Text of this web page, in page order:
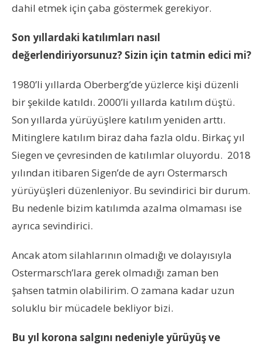
dahil etmek için çaba göstermek gerekiyor.
Son yıllardaki katılımları nasıl
değerlendiriyorsunuz? Sizin için tatmin edici mi?
1980’li yıllarda Oberberg’de yüzlerce kişi düzenli
bir şekilde katıldı. 2000’li yıllarda katılım düştü.
Son yıllarda yürüyüşlere katılım yeniden arttı.
Mitinglere katılım biraz daha fazla oldu. Birkaç yıl
Siegen ve çevresinden de katılımlar oluyordu. 2018
yılından itibaren Sigen’de de ayrı Ostermarsch
yürüyüşleri düzenleniyor. Bu sevindirici bir durum.
Bu nedenle bizim katılımda azalma olmaması ise
ayrıca sevindirici.
Ancak atom silahlarının olmadığı ve dolayısıyla
Ostermarsch’lara gerek olmadığı zaman ben
şahsen tatmin olabilirim. O zamana kadar uzun
soluklu bir mücadele bekliyor bizi.
Bu yıl korona salgını nedeniyle yürüyüş ve